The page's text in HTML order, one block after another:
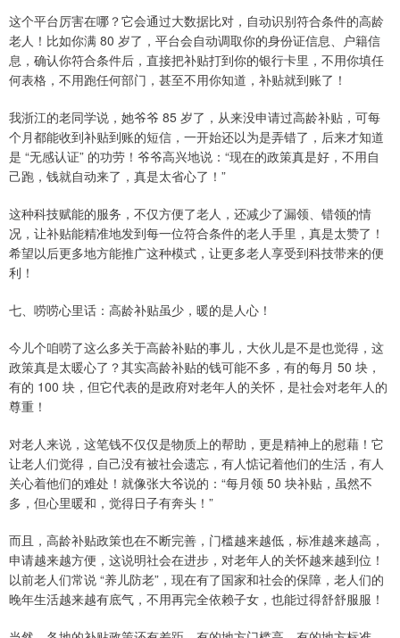
这个平台厉害在哪？它会通过大数据比对，自动识别符合条件的高龄
老人！比如你满 80 岁了，平台会自动调取你的身份证信息、户籍信
息，确认你符合条件后，直接把补贴打到你的银行卡里，不用你填任
何表格，不用跑任何部门，甚至不用你知道，补贴就到账了！
我浙江的老同学说，她爷爷 85 岁了，从来没申请过高龄补贴，可每
个月都能收到补贴到账的短信，一开始还以为是弄错了，后来才知道
是 “无感认证” 的功劳！爷爷高兴地说：“现在的政策真是好，不用自
己跑，钱就自动来了，真是太省心了！”
这种科技赋能的服务，不仅方便了老人，还减少了漏领、错领的情
况，让补贴能精准地发到每一位符合条件的老人手里，真是太赞了！
希望以后更多地方能推广这种模式，让更多老人享受到科技带来的便
利！
七、唠唠心里话：高龄补贴虽少，暖的是人心！
今儿个咱唠了这么多关于高龄补贴的事儿，大伙儿是不是也觉得，这
政策真是太暖心了？其实高龄补贴的钱可能不多，有的每月 50 块，
有的 100 块，但它代表的是政府对老年人的关怀，是社会对老年人的
尊重！
对老人来说，这笔钱不仅仅是物质上的帮助，更是精神上的慰藉！它
让老人们觉得，自己没有被社会遗忘，有人惦记着他们的生活，有人
关心着他们的难处！就像张大爷说的：“每月领 50 块补贴，虽然不
多，但心里暖和，觉得日子有奔头！”
而且，高龄补贴政策也在不断完善，门槛越来越低，标准越来越高，
申请越来越方便，这说明社会在进步，对老年人的关怀越来越到位！
以前老人们常说 “养儿防老”，现在有了国家和社会的保障，老人们的
晚年生活越来越有底气，不用再完全依赖子女，也能过得舒舒服服！